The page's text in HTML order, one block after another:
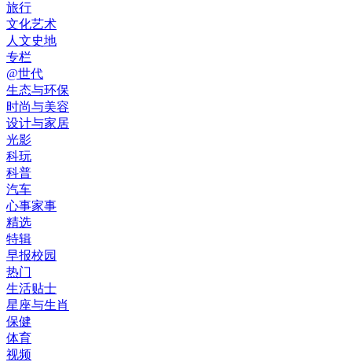
旅行
文化艺术
人文史地
专栏
@世代
生态与环保
时尚与美容
设计与家居
光影
科玩
科普
汽车
心事家事
精选
特辑
早报校园
热门
生活贴士
星座与生肖
保健
体育
视频